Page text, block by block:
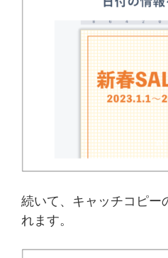
続いて、キャッチコピー
れます。